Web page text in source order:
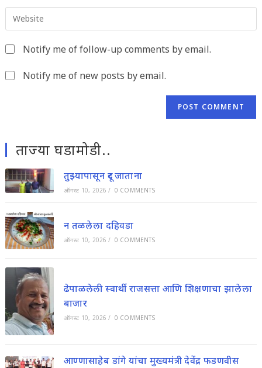
to
comment
address
to
comment
your
URL
Notify me of follow-up comments by email.
Notify me of new posts by email.
ताज्या घडामोडी..
तुझ्यापासून दूर जाताना
ऑगस्ट 10, 2026 / 0 COMMENTS
न तळलेला दहिवडा
ऑगस्ट 10, 2026 / 0 COMMENTS
ढेपाळलेली स्वार्थी राजसत्ता आणि शिक्षणाचा झालेला
बाजार
ऑगस्ट 10, 2026 / 0 COMMENTS
आण्णासाहेब डांगे यांचा मुख्यमंत्री देवेंद्र फडणवीस